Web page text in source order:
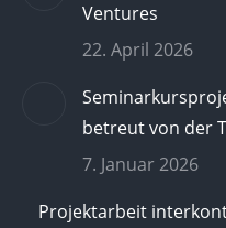
Ventures
22. April 2026
betreut von der
7. Januar 2026
Projektarbeit